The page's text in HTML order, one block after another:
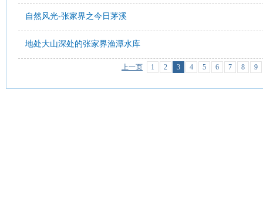
自然风光-张家界之今日茅溪
地处大山深处的张家界渔潭水库
上一页 1 2 3 4 5 6 7 8 9